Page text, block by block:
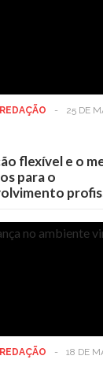
REDAÇÃO -
25 DE
flexível e o
para o
REDAÇÃO -
18 DE